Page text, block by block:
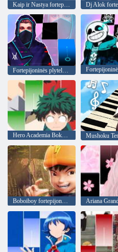
Hero Academia Boku Anime Manga fortepijono plytelių žaidimai